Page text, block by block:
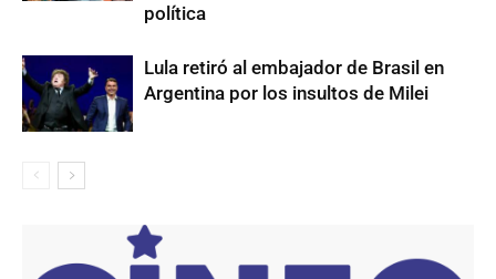
política
Lula retiró al embajador de Brasil en
Argentina por los insultos de Milei